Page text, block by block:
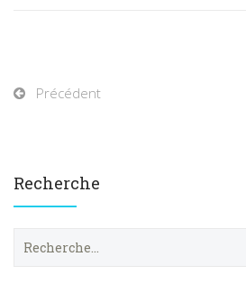
Précédent
Recherche